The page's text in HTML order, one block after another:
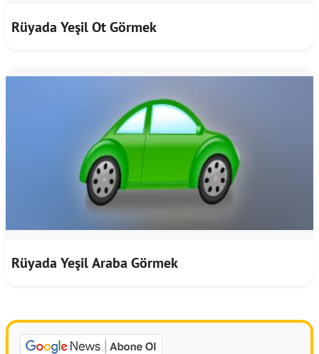
Rüyada Yeşil Ot Görmek
Rüyada Yeşil Araba Görmek